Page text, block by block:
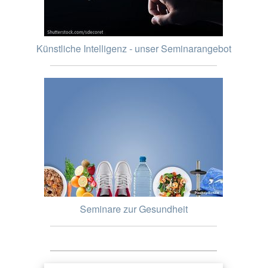
Künstliche Intelligenz - unser Seminarangebot
Seminare zur Gesundheit